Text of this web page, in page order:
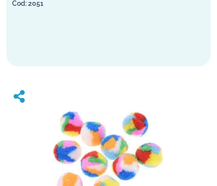
2051